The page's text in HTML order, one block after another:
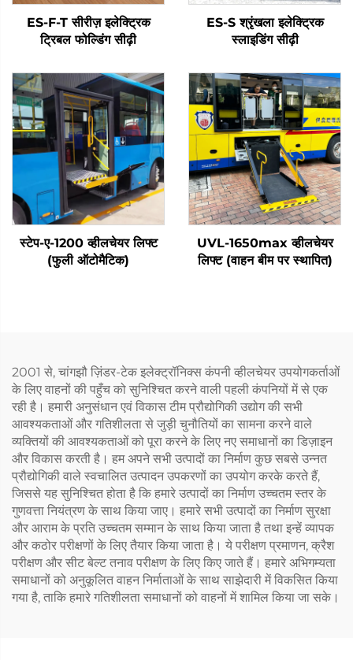
ES-F-T सीरीज़ इलेक्ट्रिक
ट्रिबल फोल्डिंग सीढ़ी
ES-S श्रृंखला इलेक्ट्रिक
स्लाइडिंग सीढ़ी
स्टेप-ए-1200 व्हीलचेयर लिफ्ट
(फुली ऑटोमैटिक)
UVL-1650max व्हीलचेयर
लिफ्ट (वाहन बीम पर स्थापित)
2001 से, चांगझौ ज़िंडर-टेक इलेक्ट्रॉनिक्स कंपनी व्हीलचेयर उपयोगकर्ताओं
के लिए वाहनों की पहुँच को सुनिश्चित करने वाली पहली कंपनियों में से एक
रही है। हमारी अनुसंधान एवं विकास टीम प्रौद्योगिकी उद्योग की सभी
आवश्यकताओं और गतिशीलता से जुड़ी चुनौतियों का सामना करने वाले
व्यक्तियों की आवश्यकताओं को पूरा करने के लिए नए समाधानों का डिज़ाइन
और विकास करती है। हम अपने सभी उत्पादों का निर्माण कुछ सबसे उन्नत
प्रौद्योगिकी वाले स्वचालित उत्पादन उपकरणों का उपयोग करके करते हैं,
जिससे यह सुनिश्चित होता है कि हमारे उत्पादों का निर्माण उच्चतम स्तर के
गुणवत्ता नियंत्रण के साथ किया जाए। हमारे सभी उत्पादों का निर्माण सुरक्षा
और आराम के प्रति उच्चतम सम्मान के साथ किया जाता है तथा इन्हें व्यापक
और कठोर परीक्षणों के लिए तैयार किया जाता है। ये परीक्षण प्रमाणन, क्रैश
परीक्षण और सीट बेल्ट तनाव परीक्षण के लिए किए जाते हैं। हमारे अभिगम्यता
समाधानों को अनुकूलित वाहन निर्माताओं के साथ साझेदारी में विकसित किया
गया है, ताकि हमारे गतिशीलता समाधानों को वाहनों में शामिल किया जा सके।